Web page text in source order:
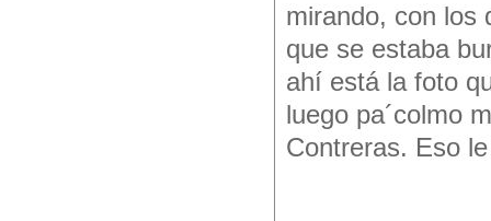
mirando, con los
que se estaba
ahí está la foto
luego pa´colmo
Contreras. Eso